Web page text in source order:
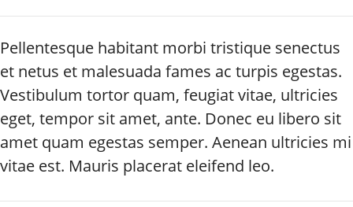
Pellentesque habitant morbi tristique senectus
et netus et malesuada fames ac turpis egestas.
Vestibulum tortor quam, feugiat vitae, ultricies
eget, tempor sit amet, ante. Donec eu libero sit
amet quam egestas semper. Aenean ultricies mi
vitae est. Mauris placerat eleifend leo.